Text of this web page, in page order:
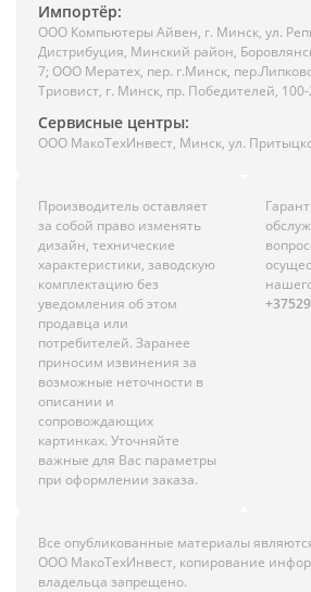
Импортёр:
ООО Компьютеры Айвен, г. Минск, ул.
Дистрибуция, Минский район,
7; ООО Мератех, пер. г.Минск,
Триовист, г. Минск, пр. Победителей, 100-
Сервисные центры:
ООО МакоТехИнвест, Минск, ул.
Производитель оставляет
за собой право изменять
дизайн, технические
характеристики, заводскую
комплектацию без
уведомления об этом
продавца или
потребителей. Заранее
приносим извинения за
возможные неточности в
описании и
сопровождающих
картинках. Уточняйте
важные для Вас параметры
при оформлении заказа.
Все опубликованные материалы
ООО МакоТехИнвест, копирование
владельца запрещено.